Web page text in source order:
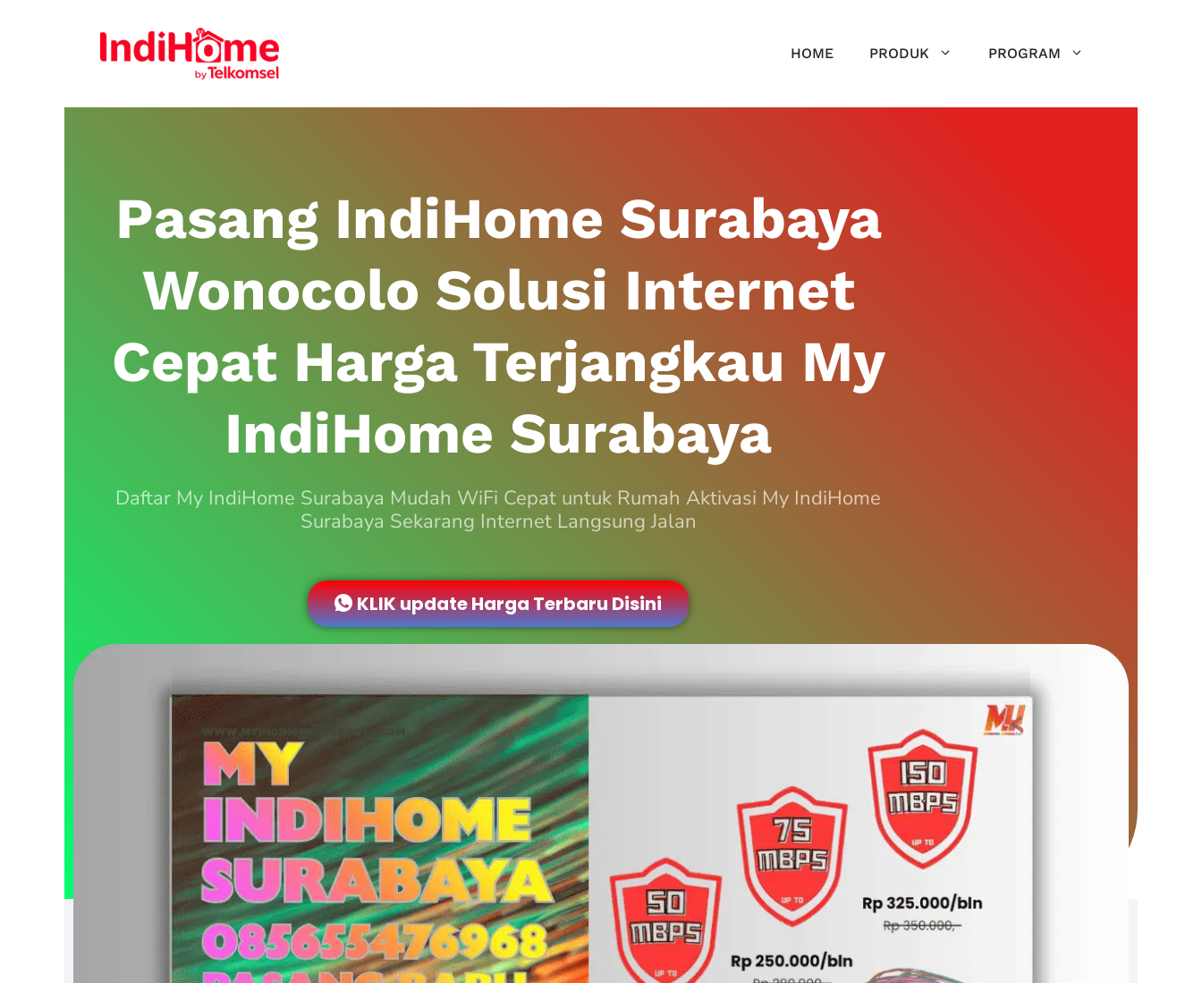
HOME PRODUK PROGRAM
Pasang IndiHome Surabaya
Wonocolo Solusi Internet
Cepat Harga Terjangkau My
IndiHome Surabaya
Daftar My IndiHome Surabaya Mudah WiFi Cepat untuk Rumah Aktivasi My IndiHome
Surabaya Sekarang Internet Langsung Jalan
KLIK update Harga Terbaru Disini